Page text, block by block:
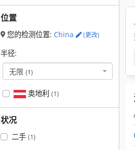
位置
您的检测位置: China (更改)
半径:
无限 (1)
奥地利 (1)
状况
二手 (1)